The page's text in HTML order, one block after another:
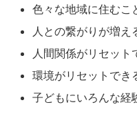
色々な地域に住むこ
人との繋がりが増え
人間関係がリセット
環境がリセットでき
子どもにいろんな経